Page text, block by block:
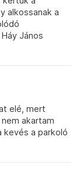
alkossanak a
János
elé, mert
akartam
kevés a parkoló